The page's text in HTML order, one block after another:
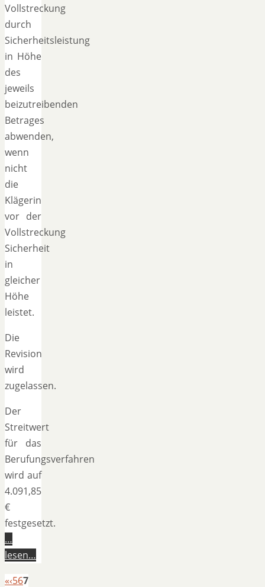
Vollstreckung
durch
Sicherheitsleistung
in Höhe
des
jeweils
beizutreibenden
Betrages
abwenden,
wenn
nicht
die
Klägerin
vor der
Vollstreckung
Sicherheit
in
gleicher
Höhe
leistet.
Die
Revision
wird
zugelassen.
Der
Streitwert
für das
Berufungsverfahren
wird auf
4.091,85
€
festgesetzt.
…
lesen…
«‹567